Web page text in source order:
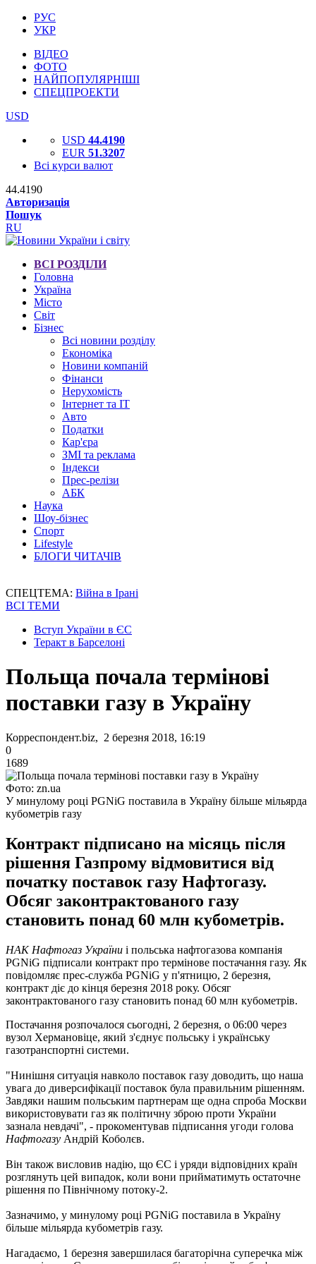
РУС
УКР
ВІДЕО
ФОТО
НАЙПОПУЛЯРНІШІ
СПЕЦПРОЕКТИ
USD
USD 44.4190
EUR 51.3207
Всі курси валют
44.4190
Авторизація
Пошук
RU
ВСІ РОЗДІЛИ
Головна
Україна
Місто
Світ
Бізнес
Всі новини розділу
Економіка
Новини компаній
Фінанси
Нерухомість
Інтернет та IT
Авто
Податки
Кар'єра
ЗМІ та реклама
Індекси
Прес-релізи
АБК
Наука
Шоу-бізнес
Спорт
Lifestyle
БЛОГИ ЧИТАЧІВ
СПЕЦТЕМА: Війна в Ірані
ВСІ ТЕМИ
Вступ України в ЄС
Теракт в Барселоні
Польща почала термінові
поставки газу в Україну
Корреспондент.biz, 2 березня 2018, 16:19
0
1689
Фото: zn.ua
У минулому році PGNiG поставила в Україну більше мільярда
кубометрів газу
Контракт підписано на місяць після
рішення Газпрому відмовитися від
початку поставок газу Нафтогазу.
Обсяг законтрактованого газу
становить понад 60 млн кубометрів.
НАК Нафтогаз України і польська нафтогазова компанія
PGNiG підписали контракт про термінове постачання газу. Як
повідомляє прес-служба PGNiG у п'ятницю, 2 березня,
контракт діє до кінця березня 2018 року. Обсяг
законтрактованого газу становить понад 60 млн кубометрів.
Постачання розпочалося сьогодні, 2 березня, о 06:00 через
вузол Хермановіце, який з'єднує польську і українську
газотранспортні системи.
"Нинішня ситуація навколо поставок газу доводить, що наша
увага до диверсифікації поставок була правильним рішенням.
Завдяки нашим польським партнерам ще одна спроба Москви
використовувати газ як політичну зброю проти України
зазнала невдачі", - прокоментував підписання угоди голова
Нафтогазу Андрій Коболєв.
Він також висловив надію, що ЄС і уряди відповідних країн
розглянуть цей випадок, коли вони прийматимуть остаточне
рішення по Північному потоку-2.
Зазначимо, у минулому році PGNiG поставила в Україну
більше мільярда кубометрів газу.
Нагадаємо, 1 березня завершилася багаторічна суперечка між